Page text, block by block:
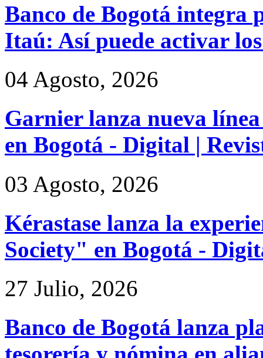
Banco de Bogotá integra
Itaú: Así puede activar
04 Agosto, 2026
Garnier lanza nueva
en Bogotá - Digital |
03 Agosto, 2026
Kérastase lanza la
Society" en Bogotá -
27 Julio, 2026
Banco de Bogotá lanza